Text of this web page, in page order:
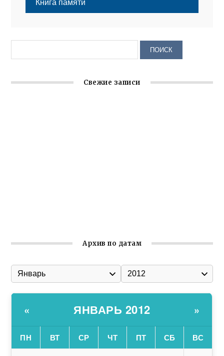
Свежие записи
Архив по датам
« ЯНВАРЬ 2012 »
ПН ВТ СР ЧТ ПТ СБ ВС